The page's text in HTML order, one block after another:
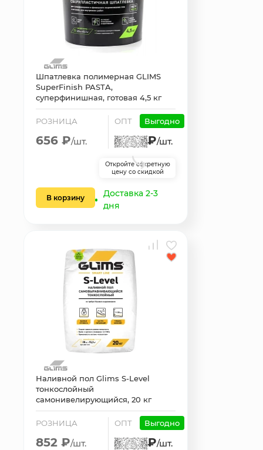
Шпатлевка полимерная GLIMS
SuperFinish PASTA,
суперфинишная, готовая 4,5 кг
РОЗНИЦА
656 ₽/шт.
ОПТ Выгодно
₽/шт.
Откройте секретную
цену со скидкой
В корзину
Доставка 2-3
дня
Наливной пол Glims S-Level
тонкослойный
самонивелирующийся, 20 кг
РОЗНИЦА
852 ₽/шт.
ОПТ Выгодно
₽/шт.